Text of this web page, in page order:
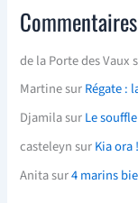
de la Porte des Vaux
MartinesurRégate :
DjamilasurLe
casteleynsurKia ora !
Anitasur4 marins